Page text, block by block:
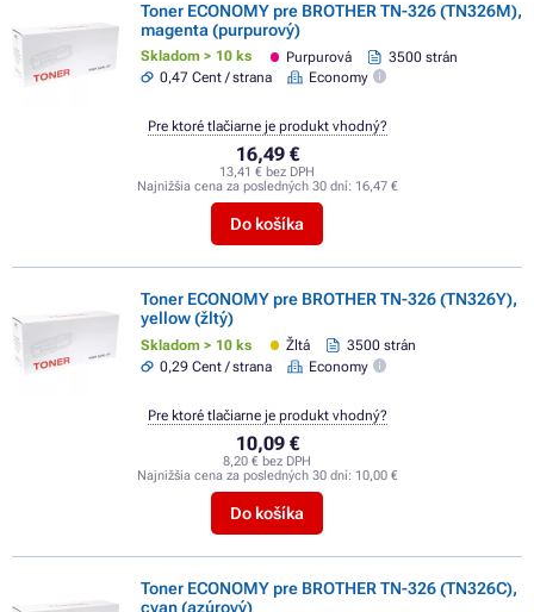
Toner ECONOMY pre BROTHER TN-326 (TN326M),
magenta (purpurový)
Skladom > 10 ks Purpurová
3500 strán
0,47 Cent / strana
Economy
16,49 €
13,41 € bez DPH
Najnižšia cena za posledných 30 dní: 16,47 €
Do košíka
Pre ktoré tlačiarne je produkt vhodný?
Toner ECONOMY pre BROTHER TN-326 (TN326Y),
yellow (žltý)
Skladom > 10 ks Žltá
3500 strán
0,29 Cent / strana
Economy
10,09 €
8,20 € bez DPH
Najnižšia cena za posledných 30 dní: 10,00 €
Do košíka
Pre ktoré tlačiarne je produkt vhodný?
Toner ECONOMY pre BROTHER TN-326 (TN326C),
cyan (azúrový)